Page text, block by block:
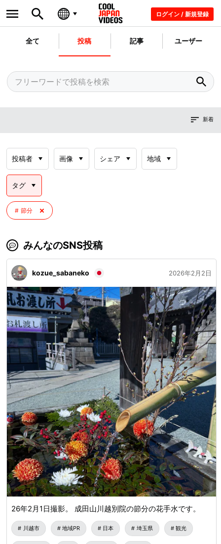
ログイン / 新規登録
全て 投稿 記事 ユーザー
新着
投稿者 画像 シェア 地域
タグ
節分
みんなのSNS投稿
kozue_sabaneko 2026年2月2日
26年2月1日撮影。 成田山川越別院の節分の花手水です。
川越市 地域PR 日本 埼玉県 観光